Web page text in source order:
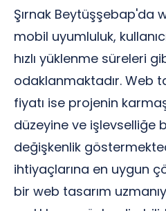
Şırnak Beytüşşebap'da
mobil uyumluluk,
hızlı yüklenme süreleri
odaklanmaktadır. Web
fiyatı ise projenin
düzeyine ve işlevselliğe
değişkenlik
ihtiyaçlarına en uygun
bir web tasarım